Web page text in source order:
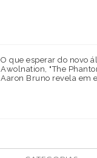
O que esperar do novo
Awolnation, "The
Aaron Bruno revela em